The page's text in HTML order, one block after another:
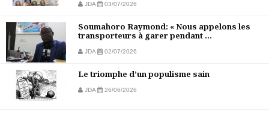
JDA 03/07/2026
Soumahoro Raymond: « Nous appelons les
transporteurs à garer pendant ...
JDA 02/07/2026
Le triomphe d’un populisme sain
JDA 26/06/2026